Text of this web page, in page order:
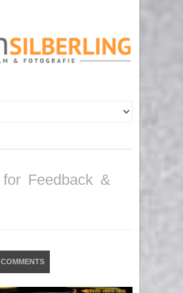
for Feedback &
COMMENTS